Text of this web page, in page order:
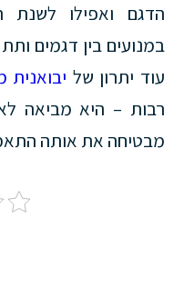
הדגם ואפילו לשנת
במנועים בין דגמים
עוד יתרון של יבואנית
רבות – היא מביאה
מבטיחה את אותה